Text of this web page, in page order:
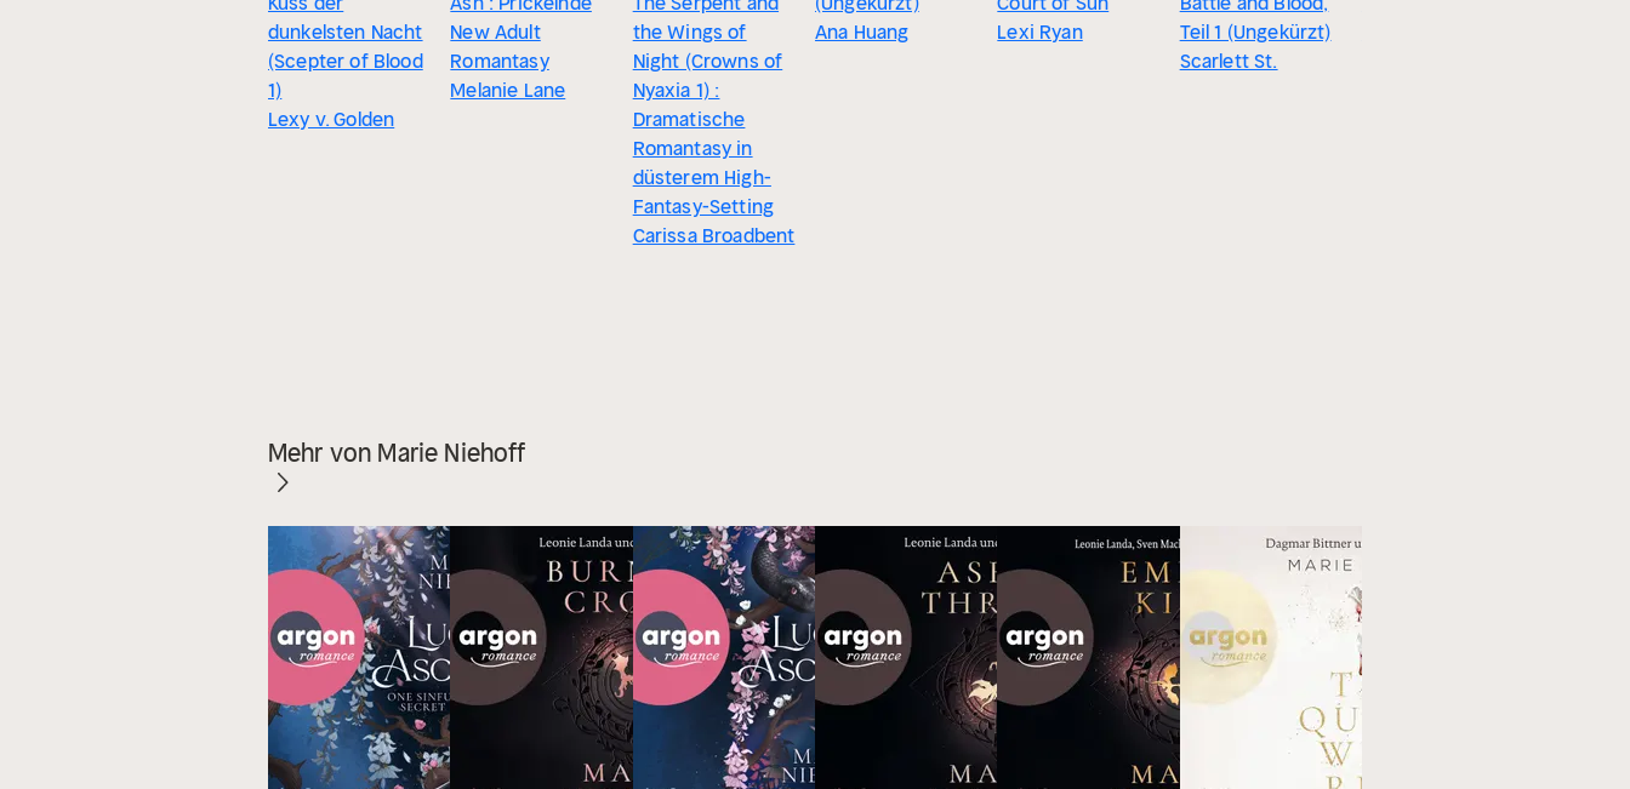
dunkelsten Nacht
(Scepter of Blood
1)
Lexy v. Golden
New Adult
Romantasy
Melanie Lane
the Wings of
Night (Crowns of
Nyaxia 1) :
Dramatische
Romantasy in
düsterem High-
Fantasy-Setting
Carissa Broadbent
Ana Huang
Lexi Ryan
Teil 1 (Ungekürzt)
Scarlett St.
Mehr von Marie Niehoff